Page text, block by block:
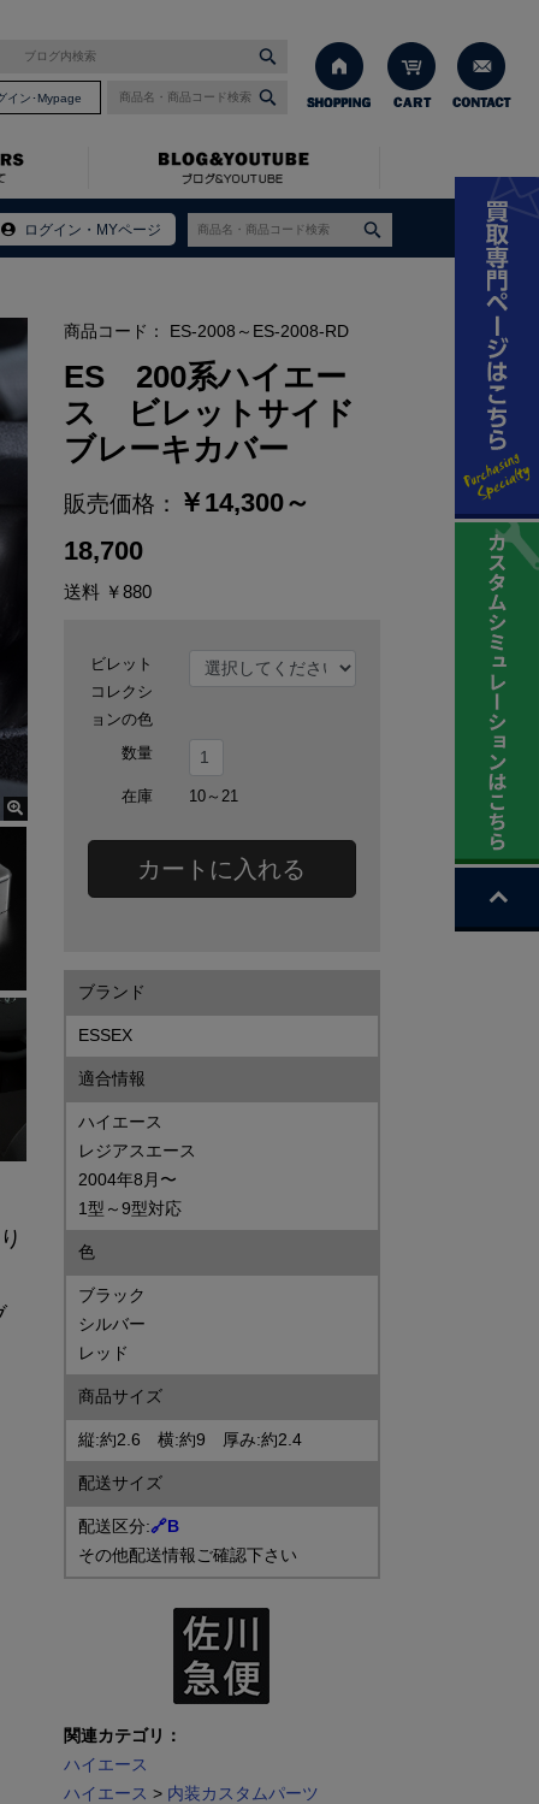
イン･Mypage
ログイン・MYページ
商品コード： ES-2008～ES-2008-RD
ES 200系ハイエー
ス ビレットサイド
ブレーキカバー
販売価格： ￥14,300～
18,700
送料 ￥880
ビレット
コレクシ
ョンの色
数量
在庫 10～21
カートに入れる
ブランド
ESSEX
適合情報
ハイエース
レジアスエース
2004年8月〜
1型～9型対応
色
ブラック
シルバー
レッド
商品サイズ
縦:約2.6 横:約9 厚み:約2.4
配送サイズ
配送区分:🔗B
その他配送情報ご確認下さい
関連カテゴリ：
ハイエース
ハイエース > 内装カスタムパーツ